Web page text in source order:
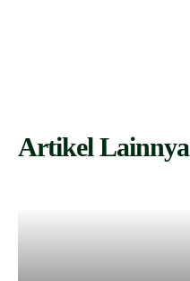
Artikel Lainnya